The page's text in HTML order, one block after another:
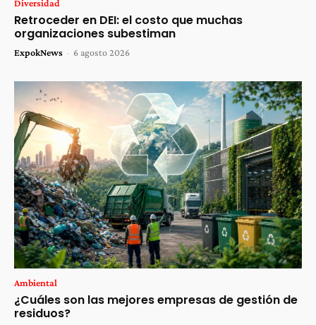
Diversidad
Retroceder en DEI: el costo que muchas
organizaciones subestiman
ExpokNews - 6 agosto 2026
Ambiental
¿Cuáles son las mejores empresas de gestión de
residuos?